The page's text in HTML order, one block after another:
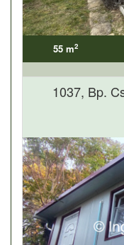
55 m2
1037, Bp.